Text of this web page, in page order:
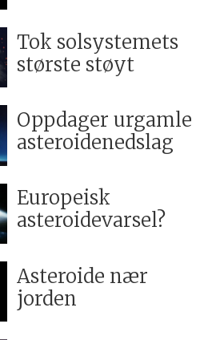
Tok solsystemets
største støyt
Oppdager urgamle
asteroidenedslag
Europeisk
asteroidevarsel?
Asteroide nær
jorden